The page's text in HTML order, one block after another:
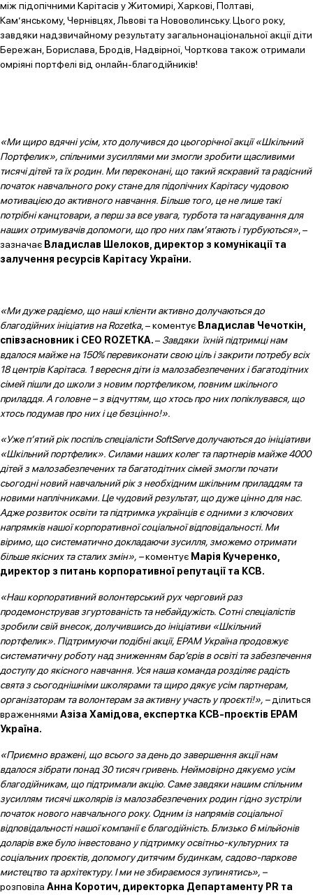
між підопічними Карітасів у Житомирі, Харкові, Полтаві,
Кам’янському, Чернівцях, Львові та Нововолинську. Цього року,
завдяки надзвичайному результату загальнонаціональної акції діти
Бережан, Борислава, Бродів, Надвірної, Чорткова також отримали
омріяні портфелі від онлайн-благодійників!
«Ми щиро вдячні усім, хто долучився до цьогорічної акції «Шкільний
Портфелик», спільними зусиллями ми змогли зробити щасливими
тисячі дітей та їх родин. Ми переконані, що такий яскравий та радісний
початок навчального року стане для підопічних Карітасу чудовою
мотивацією до активного навчання. Більше того, це не лише такі
потрібні канцтовари, а перш за все увага, турбота та нагадування для
наших отримувачів допомоги, що про них пам’ятають і турбуються» , –
зазначає Владислав Шелоков, директор з комунікації та
залучення ресурсів Карітасу України.
«Ми дуже радіємо, що наші клієнти активно долучаються до
благодійних ініціатив на Rozetka, – коментує Владислав Чечоткін,
співзасновник і CEO ROZETKA.– Завдяки їхній підтримці нам
вдалося майже на 150% перевиконати свою ціль і закрити потребу всіх
18 центрів Карітаса. 1 вересня діти із малозабезпечених і багатодітних
сімей пішли до школи з новим портфеликом, повним шкільного
приладдя. А головне – з відчуттям, що хтось про них попіклувався, що
хтось подумав про них і це безцінно!».
«Уже п’ятий рік поспіль спеціалісти SoftServe долучаються до ініціативи
«Шкільний портфелик». Силами наших колег та партнерів майже 4000
дітей з малозабезпечених та багатодітних сімей змогли почати
сьогодні новий навчальний рік з необхідним шкільним приладдям та
новими наплічниками. Це чудовий результат, що дуже цінно для нас.
Адже розвиток освіти та підтримка українців є одними з ключових
напрямків нашої корпоративної соціальної відповідальності. Ми
віримо, що систематично докладаючи зусилля, зможемо отримати
більше якісних та сталих змін», –коментує Марія Кучеренко,
директор з питань корпоративної репутації та КСВ.
«Наш корпоративний волонтерський рух черговий раз
продемонстрував згуртованість та небайдужість. Сотні спеціалістів
зробили свій внесок, долучившись до ініціативи «Шкільний
портфелик». Підтримуючи подібні акції, ЕРАМ Україна продовжує
систематичну роботу над зниженням бар’єрів в освіті та забезпечення
доступу до якісного навчання. Уся наша команда розділяє радість
свята з сьогоднішніми школярами та щиро дякує усім партнерам,
організаторам та волонтерам за активну участь у проєкті!», –ділиться
враженнями Азіза Хамідова, експертка КСВ-проєктів ЕРАМ
Україна.
«Приємно вражені, що всього за день до завершення акції нам
вдалося зібрати понад 30 тисяч гривень. Неймовірно дякуємо усім
благодійникам, що підтримали акцію. Саме завдяки нашим спільним
зусиллям тисячі школярів із малозабезпечених родин гідно зустріли
початок нового навчального року. Одним із напрямів соціальної
відповідальності нашої компанії є благодійність. Близько 6 мільйонів
доларів вже було інвестовано у підтримку освітньо-культурних та
соціальних проєктів, допомогу дитячим будинкам, садово-паркове
мистецтво та архітектуру. І ми не збираємося зупинятись», –
розповіла Анна Коротич, директорка Департаменту PR та